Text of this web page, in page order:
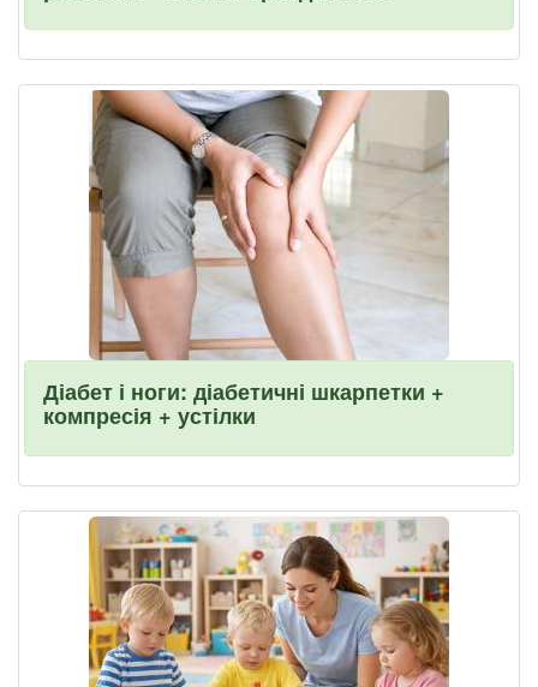
Діабет і ноги: діабетичні шкарпетки +
компресія + устілки